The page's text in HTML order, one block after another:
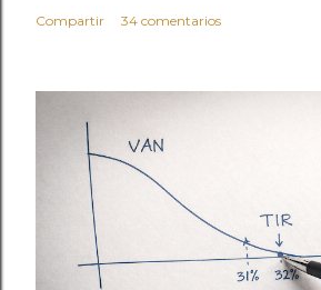
Compartir 34 comentarios